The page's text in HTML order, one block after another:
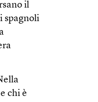
il
spagnoli
chi è